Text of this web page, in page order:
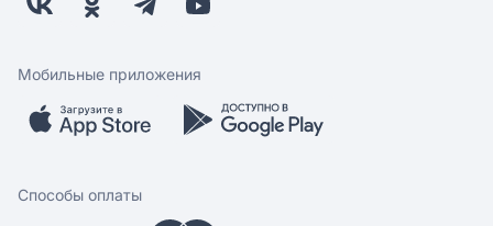
Заводчикам
Обратная связь
Бонусная программа
Скидки и акции
Мобильное приложение
Мобильные приложения
Способы оплаты